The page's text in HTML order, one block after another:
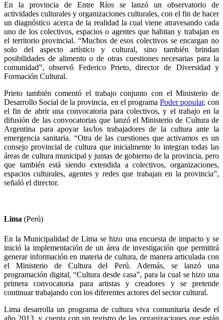
En la provincia de Entre Ríos se lanzó un observatorio de
actividades culturales y organizaciones culturales, con el fin de hacer
un diagnóstico acerca de la realidad la cual viene atravesando cada
uno de los colectivos, espacios o agentes que habitan y trabajan en
el territorio provincial. “Muchos de esos colectivos se encargan no
solo del aspecto artístico y cultural, sino también brindan
posibilidades de alimento o de otras cuestiones necesarias para la
comunidad”, observó Federico Prieto, director de Diversidad y
Formación Cultural.
Prieto también comentó el trabajo conjunto con el Ministerio de
Desarrollo Social de la provincia, en el programa Poder popular, con
el fin de abrir una convocatoria para colectivos, y el trabajo en la
difusión de las convocatorias que lanzó el Ministerio de Cultura de
Argentina para apoyar las/los trabajadores de la cultura ante la
emergencia sanitaria. “Otra de las cuestiones que activamos es un
consejo provincial de cultura que inicialmente lo integran todas las
áreas de cultura municipal y juntas de gobierno de la provincia, pero
que también está siendo extendida a colectivos, organizaciones,
espacios culturales, agentes y redes que trabajan en la provincia”,
señaló el director.
Lima (Perú)
En la Municipalidad de Lima se hizo una encuesta de impacto y se
inició la implementación de un área de investigación que permitirá
generar información en materia de cultura, de manera articulada con
el Ministerio de Cultura del Perú. Además, se lanzó una
programación digital, “Cultura desde casa”, para la cual se hizo una
primera convocatoria para artistas y creadores y se pretende
continuar trabajando con los diferentes actores del sector cultural.
Lima desarrolla un programa de cultura viva comunitaria desde el
año 2013, y cuenta con un registro de las organizaciones que están